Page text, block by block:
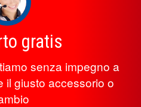
gratis
senza impegno a
il giusto accessorio o